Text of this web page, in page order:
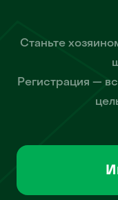
Станьте
Регистрация —